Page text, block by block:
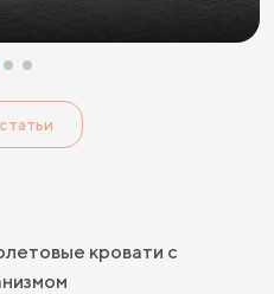
Кровати светлых цветов